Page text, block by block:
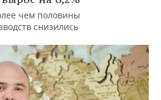
чем половины
снизились